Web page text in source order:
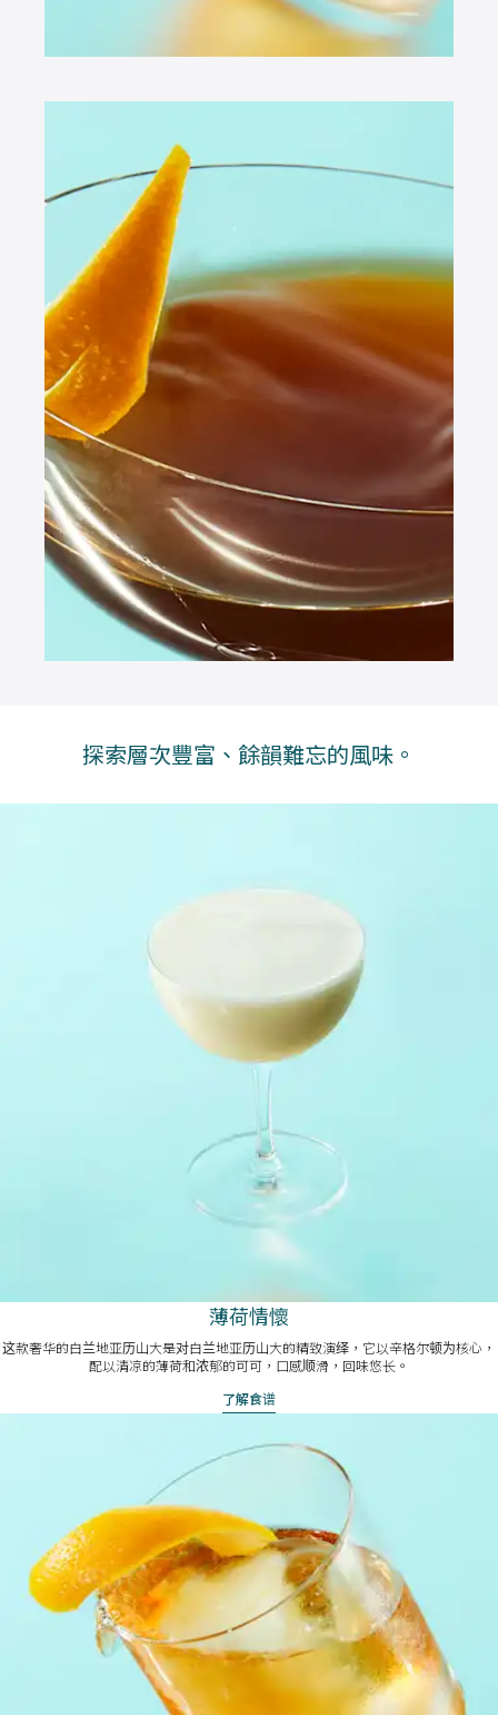
探索層次豐富、餘韻難忘的風味。​
薄荷情懷
这款奢华的白兰地亚历山大是对白兰地亚历山大的精致演绎，它以辛格尔顿为核心，
配以清凉的薄荷和浓郁的可可，口感顺滑，回味悠长。
了解食谱